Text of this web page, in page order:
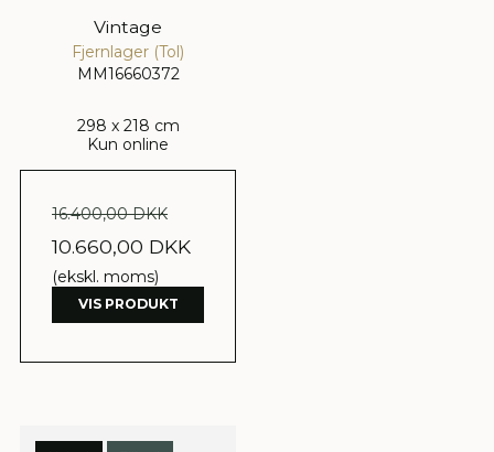
Vintage
Fjernlager (Tol)
MM16660372
298 x 218 cm
Kun online
16.400,00 DKK
10.660,00 DKK
(ekskl. moms)
VIS PRODUKT